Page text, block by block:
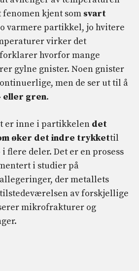
kjent som svart
varmere partikkel, jo hvitere
virker det
hvorfor mange
gylne gnister. Noen gnister
men de ser ut til å
eller gren.
er inne i partikkelen det
øker det indre trykkettil
flere deler. Det er en prosess
i studier på
der metallets
av forskjellige
mikrofrakturer og